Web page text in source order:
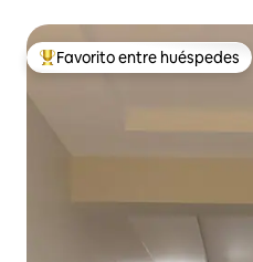
De los mejores en Favorito
Favorito entre huéspedes